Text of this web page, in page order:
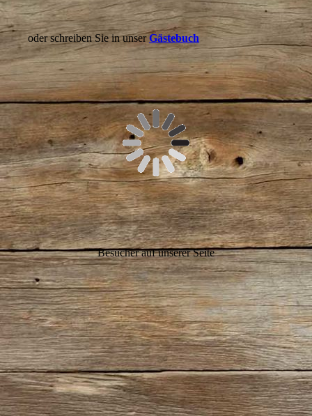
oder schreiben Sie in unserGästebuch
Besucher auf unserer Seite